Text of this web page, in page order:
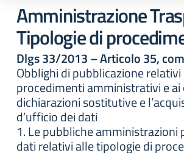
Amministrazione
Tipologie di
Dlgs 33/2013 – Articolo 35,
Obblighi di pubblicazione relativi
procedimenti amministrativi e
dichiarazioni sostitutive e
d’ufficio dei dati
1. Le pubbliche amministrazioni
dati relativi alle tipologie di